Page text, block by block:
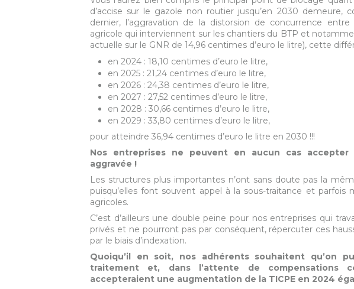
d’accise sur le gazole non routier jusqu’en 2030 demeure,
dernier, l’aggravation de la distorsion de concurrence
agricole qui interviennent sur les chantiers du BTP et
actuelle sur le GNR de 14,96 centimes d’euro le litre), cette
en 2024 : 18,10 centimes d’euro le litre,
en 2025 : 21,24 centimes d’euro le litre,
en 2026 : 24,38 centimes d’euro le litre,
en 2027 : 27,52 centimes d’euro le litre,
en 2028 : 30,66 centimes d’euro le litre,
en 2029 : 33,80 centimes d’euro le litre,
pour atteindre 36,94 centimes d’euro le litre en 2030 !!!
Nos entreprises ne peuvent en aucun cas
aggravée !
Les structures plus importantes n’ont sans doute pas la
puisqu’elles font souvent appel à la sous-traitance et parfois
agricoles.
C’est d’ailleurs une double peine pour nos entreprises qui
privés et ne pourront pas par conséquent, répercuter ces
par le biais d’indexation.
Quoiqu’il en soit, nos adhérents souhaitent qu’on
traitement et, dans l’attente de compensations
accepteraient une augmentation de la TICPE en 2024